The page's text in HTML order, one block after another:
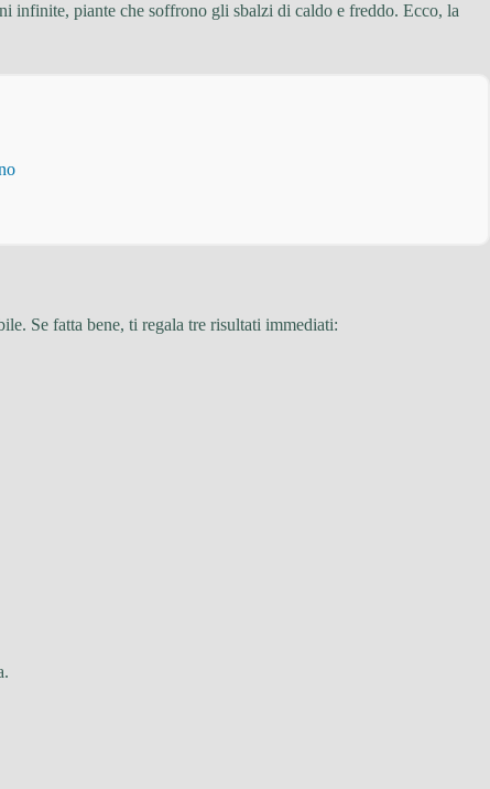
infinite, piante che soffrono gli sbalzi di caldo e freddo. Ecco, la
Se fatta bene, ti regala tre risultati immediati: